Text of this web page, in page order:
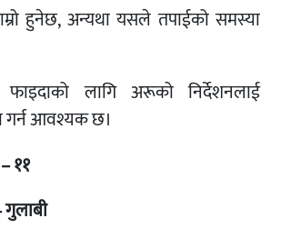
हुनेछ, अन्यथा यसले तपाईको समस्या
लागि अरूको निर्देशनलाई
गर्न आवश्यक छ।
११